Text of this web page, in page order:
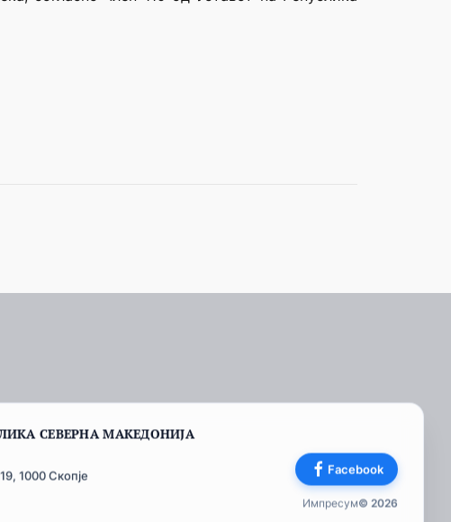
СЕВЕРНА МАКЕДОНИЈА
1000 Скопје
Facebook
Импресум© 2026